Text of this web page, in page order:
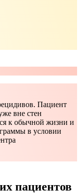
Пациент
вне стен
к обычной жизни и
в условии
пациентов